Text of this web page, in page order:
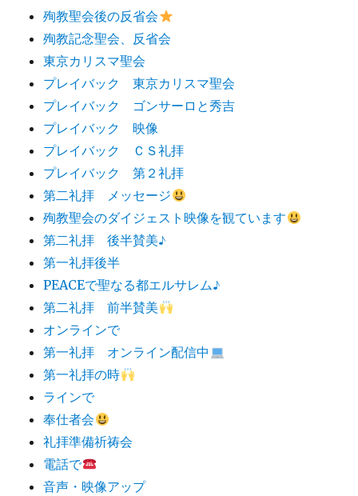
殉教聖会後の反省会
殉教記念聖会、反省会
東京カリスマ聖会
プレイバック 東京カリスマ聖会
プレイバック ゴンサーロと秀吉
プレイバック 映像
プレイバック ＣＳ礼拝
プレイバック 第２礼拝
第二礼拝 メッセージ
殉教聖会のダイジェスト映像を観ています
第二礼拝 後半賛美♪
第一礼拝後半
PEACEで聖なる都エルサレム♪
第二礼拝 前半賛美
オンラインで
第一礼拝 オンライン配信中
第一礼拝の時
ラインで
奉仕者会
礼拝準備祈祷会
電話で
音声・映像アップ